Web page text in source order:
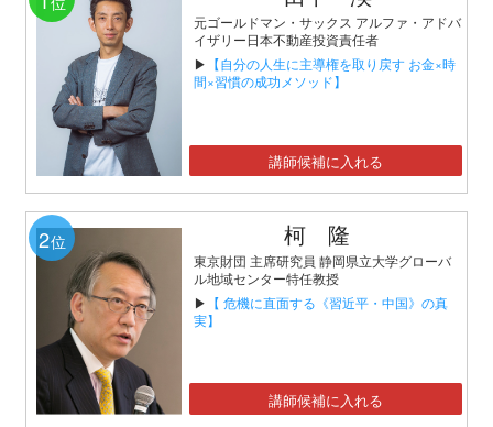
元ゴールドマン・サックス アルファ・アドバ
イザリー日本不動産投資責任者
▶ 【自分の人生に主導権を取り戻す お金×時
間×習慣の成功メソッド】
講師候補に入れる
2位 柯 隆
東京財団 主席研究員 静岡県立大学グローバ
ル地域センター特任教授
▶ 【 危機に直面する《習近平・中国》の真
実】
講師候補に入れる